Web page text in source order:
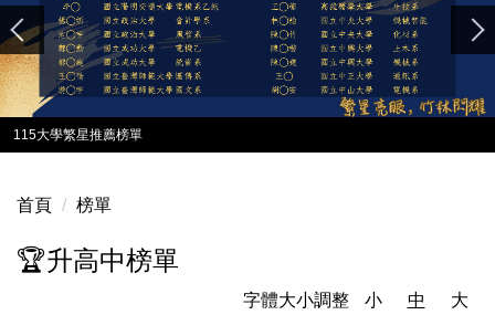
115大學繁星推薦榜單
首頁 榜單
🏆升高中榜單
字體大小調整 小 中 大